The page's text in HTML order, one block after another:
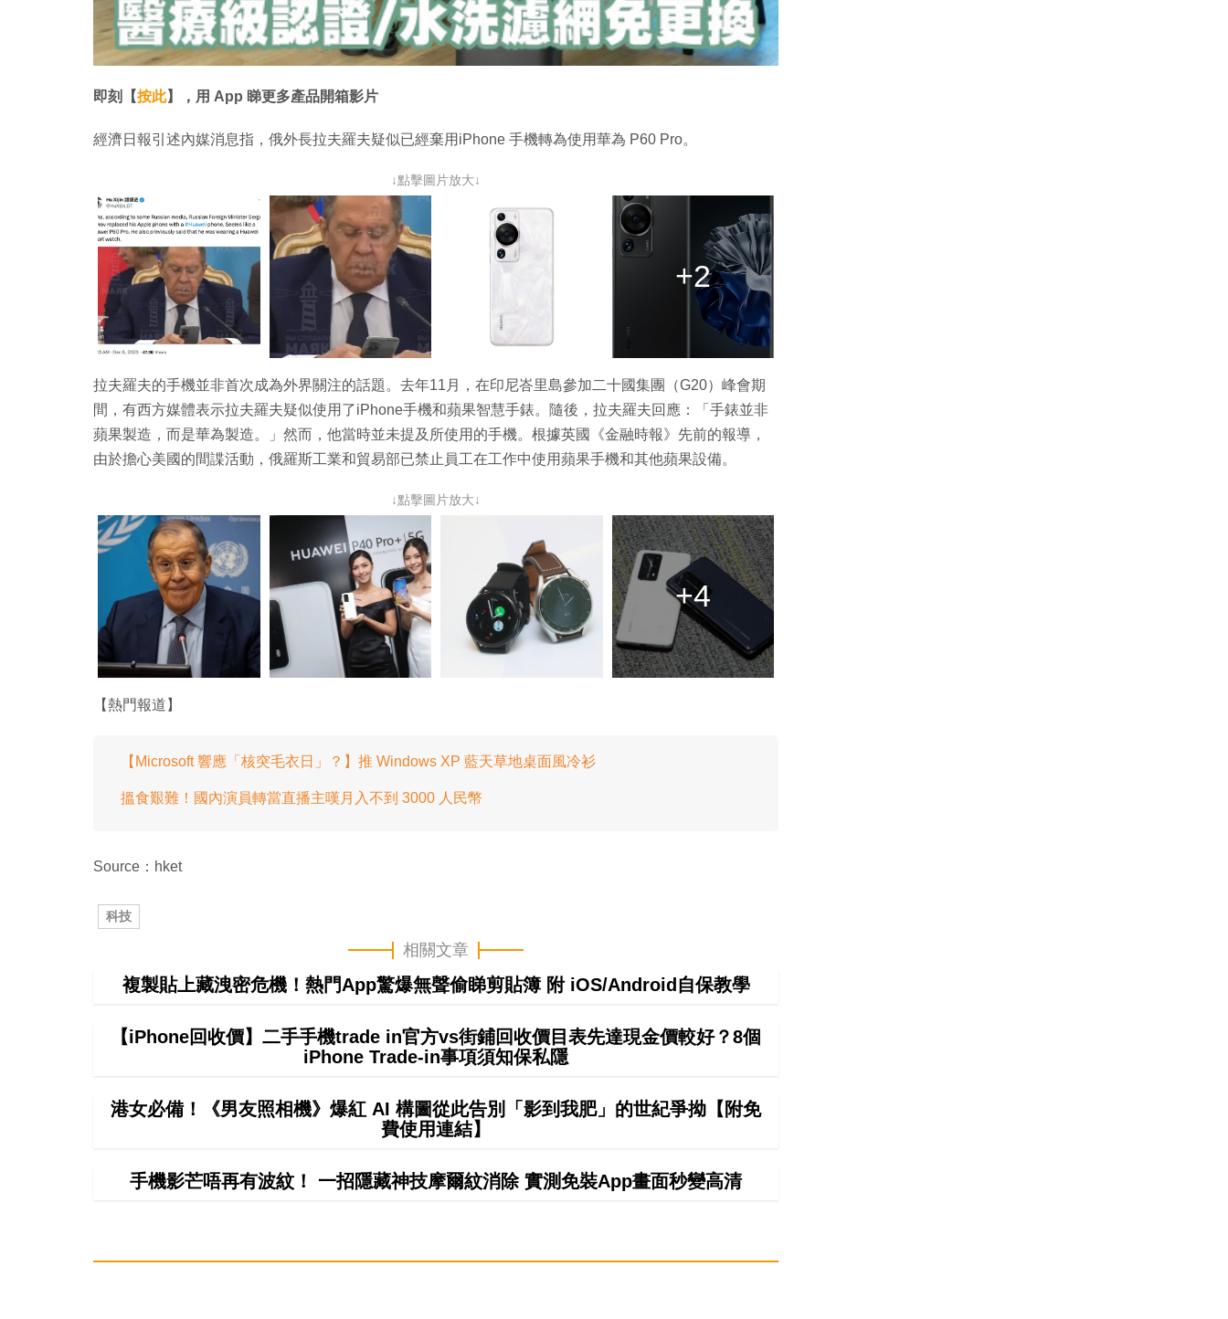
片
即刻【按此】，用 App 睇更多產品開箱影片
經濟日報引述內媒消息指，俄外長拉夫羅夫疑似已經棄用iPhone 手機轉為使用華為 P60 Pro。
↓點擊圖片放大↓
+2
拉夫羅夫的手機並非首次成為外界關注的話題。去年11月，在印尼峇里島參加二十國集團（G20）峰會期
間，有西方媒體表示拉夫羅夫疑似使用了iPhone手機和蘋果智慧手錶。隨後，拉夫羅夫回應：「手錶並非
蘋果製造，而是華為製造。」然而，他當時並未提及所使用的手機。根據英國《金融時報》先前的報導，
由於擔心美國的間諜活動，俄羅斯工業和貿易部已禁止員工在工作中使用蘋果手機和其他蘋果設備。
↓點擊圖片放大↓
+4
【熱門報道】
【Microsoft 響應「核突毛衣日」？】推 Windows XP 藍天草地桌面風冷衫
搵食艱難！國內演員轉當直播主嘆月入不到 3000 人民幣
Source：hket
科技
相關文章
複製貼上藏洩密危機！熱門App驚爆無聲偷睇剪貼簿 附 iOS/Android自保教學
【iPhone回收價】二手手機trade in官方vs街鋪回收價目表先達現金價較好？8個
iPhone Trade-in事項須知保私隱
港女必備！《男友照相機》爆紅 AI 構圖從此告別「影到我肥」的世紀爭拗【附免
費使用連結】
手機影芒唔再有波紋！ 一招隱藏神技摩爾紋消除 實測免裝App畫面秒變高清